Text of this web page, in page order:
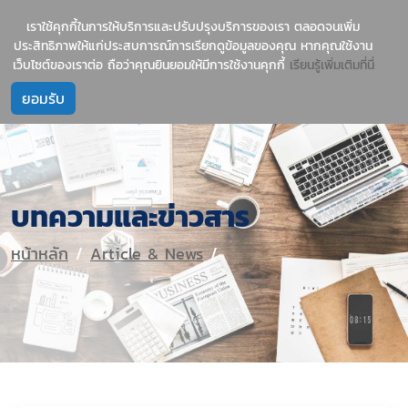
1237 บริการนำเข้าสินค้าจีน-ไทย อย่างมืออาชีพ
บทความและข่าวสาร
หน้าหลัก Article & News
เราใช้คุกกี้ในการให้บริการและปรับปรุงบริการของเรา ตลอดจนเพิ่ม
ประสิทธิภาพให้แก่ประสบการณ์การเรียกดูข้อมูลของคุณ หากคุณใช้งาน
เว็บไซต์ของเราต่อ ถือว่าคุณยินยอมให้มีการใช้งานคุกกี้ เรียนรู้เพิ่มเติมที่นี่